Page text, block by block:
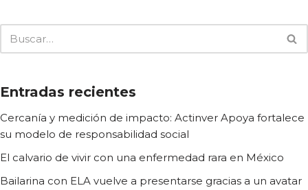
Entradas recientes
Cercanía y medición de impacto: Actinver Apoya fortalece
su modelo de responsabilidad social
El calvario de vivir con una enfermedad rara en México
Bailarina con ELA vuelve a presentarse gracias a un avatar